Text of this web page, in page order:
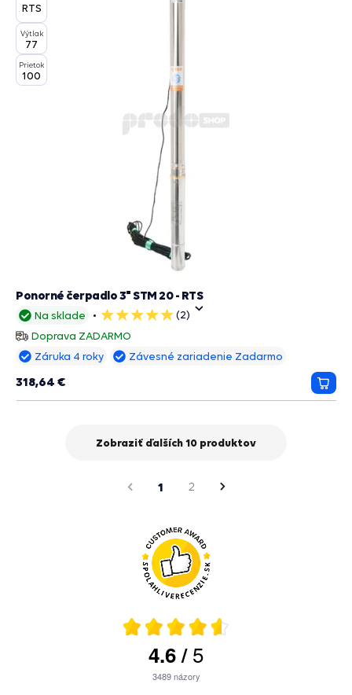
RTS
Výtlak
77
Prietok
100
Na sklade
5
hviezdičiek
(2)
Doprava ZADARMO
Ponorné čerpadlo 3" STM 20 - RTS
Záruka 4 roky Závesné zariadenie Zadarmo
318,64 €
do
Zobraziť ďalších 10 produktov
1 2
Nasledujúca
4.6/5
3489názory